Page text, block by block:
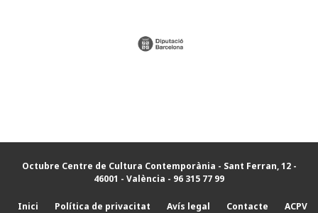
Octubre Centre de Cultura Contemporània - Sant Ferran, 12 -
46001 - València - 96 315 77 99
Inici Política de privacitat Avís legal Contacte ACPV